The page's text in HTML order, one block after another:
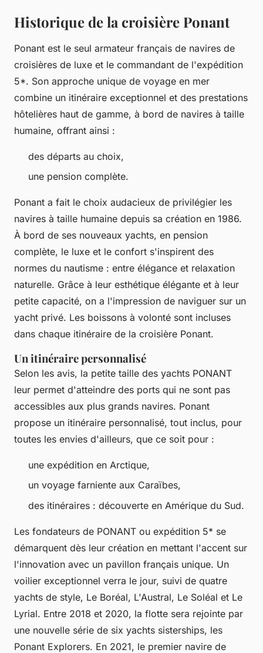
Historique de la croisière Ponant
Ponant est le seul armateur français de navires de
croisières de luxe et le commandant de l'expédition
5*. Son approche unique de voyage en mer
combine un itinéraire exceptionnel et des prestations
hôtelières haut de gamme, à bord de navires à taille
humaine, offrant ainsi :
des départs au choix,
une pension complète.
Ponant a fait le choix audacieux de privilégier les
navires à taille humaine depuis sa création en 1986.
À bord de ses nouveaux yachts, en pension
complète, le luxe et le confort s'inspirent des
normes du nautisme : entre élégance et relaxation
naturelle. Grâce à leur esthétique élégante et à leur
petite capacité, on a l'impression de naviguer sur un
yacht privé. Les boissons à volonté sont incluses
dans chaque itinéraire de la croisière Ponant.
Un itinéraire personnalisé
Selon les avis, la petite taille des yachts PONANT
leur permet d'atteindre des ports qui ne sont pas
accessibles aux plus grands navires. Ponant
propose un itinéraire personnalisé, tout inclus, pour
toutes les envies d'ailleurs, que ce soit pour :
une expédition en Arctique,
un voyage farniente aux Caraïbes,
des itinéraires : découverte en Amérique du Sud.
Les fondateurs de PONANT ou expédition 5* se
démarquent dès leur création en mettant l'accent sur
l'innovation avec un pavillon français unique. Un
voilier exceptionnel verra le jour, suivi de quatre
yachts de style, Le Boréal, L'Austral, Le Soléal et Le
Lyrial. Entre 2018 et 2020, la flotte sera rejointe par
une nouvelle série de six yachts sisterships, les
Ponant Explorers. En 2021, le premier navire de